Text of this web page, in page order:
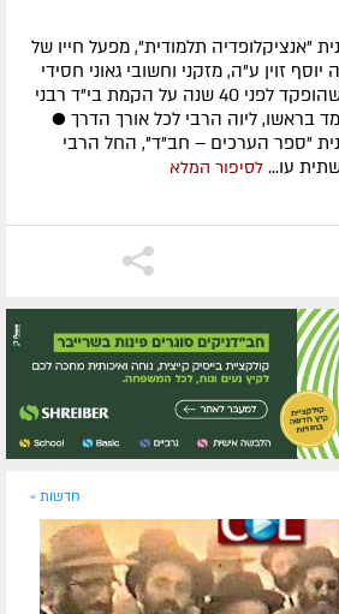
"אנציקלופדיה תלמודית", מפעל חייו של
זוין ע"ה, מזקני וחשובי גאוני חסידי
חב"ד בדור הקודם, ומי שהופקד לפני 40 שנה על הקמת בי"ד רבני
בראשו, ליוה הרבי לכל אורך הדרך ●
"ספר הערכים – חב"ד", החל הרבי
עו... לסיפור המלא
חדשות »